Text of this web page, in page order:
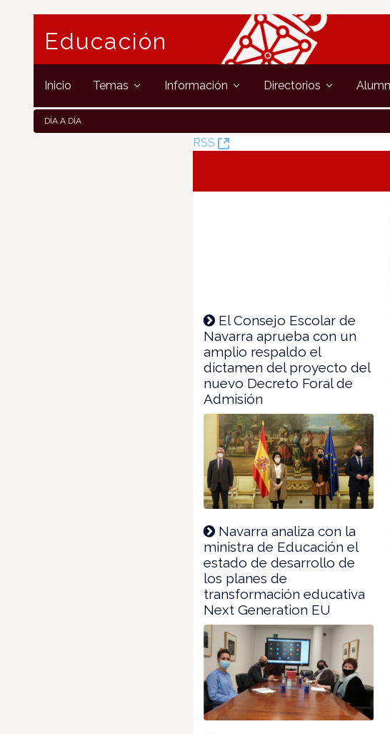
Educación
Inicio Temas Información Directorios
DÍA A DÍA
RSS
(Öffnet
El Consejo Escolar de
Navarra aprueba con un
amplio respaldo el
dictamen del proyecto del
nuevo Decreto Foral de
Admisión
Navarra analiza con la
ministra de Educación el
estado de desarrollo de
los planes de
transformación educativa
Next Generation EU